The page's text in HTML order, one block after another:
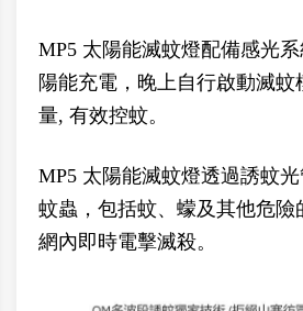
MP5 太陽能滅蚊燈配備感光
陽能充電，晚上自行啟動滅蚊
量, 有效控蚊。
MP5 太陽能滅蚊燈透過誘蚊
蚊蟲，包括蚊、蠓及其他危險
網內即時電擊滅殺。